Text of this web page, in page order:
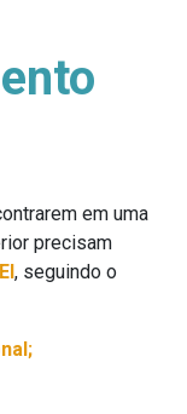
em uma
precisam
, seguindo o